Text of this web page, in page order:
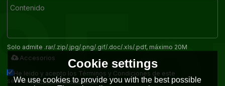
Solo admite .rar/.zip/.jpg/.png/.gif/.doc/.xls/.pdf, máximo 20M
Accesorios
He leido y acepto los Términos y Condiciones de este
servicio,Términos y Condiciones
Cookie settings
We use cookies to provide you with the best possible